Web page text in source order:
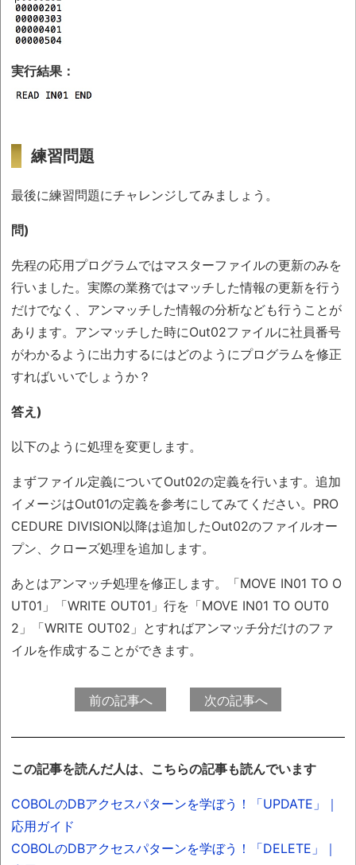
実行結果：
練習問題
最後に練習問題にチャレンジしてみましょう。
問)
先程の応用プログラムではマスターファイルの更新のみを
行いました。実際の業務ではマッチした情報の更新を行う
だけでなく、アンマッチした情報の分析なども行うことが
あります。アンマッチした時にOut02ファイルに社員番号
がわかるように出力するにはどのようにプログラムを修正
すればいいでしょうか？
答え)
以下のように処理を変更します。
まずファイル定義についてOut02の定義を行います。追加
イメージはOut01の定義を参考にしてみてください。PRO
CEDURE DIVISION以降は追加したOut02のファイルオー
プン、クローズ処理を追加します。
あとはアンマッチ処理を修正します。「MOVE IN01 TO O
UT01」「WRITE OUT01」行を「MOVE IN01 TO OUT0
2」「WRITE OUT02」とすればアンマッチ分だけのファ
イルを作成することができます。
前の記事へ 次の記事へ
この記事を読んだ人は、こちらの記事も読んでいます
COBOLのDBアクセスパターンを学ぼう！「UPDATE」｜
応用ガイド
COBOLのDBアクセスパターンを学ぼう！「DELETE」｜